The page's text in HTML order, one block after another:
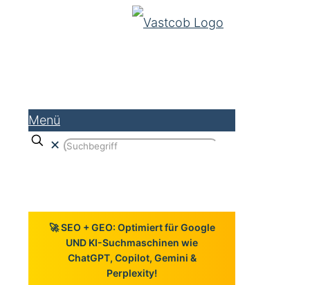
Menü
✕
🚀 SEO + GEO: Optimiert für Google
UND KI-Suchmaschinen wie
ChatGPT, Copilot, Gemini &
Perplexity!